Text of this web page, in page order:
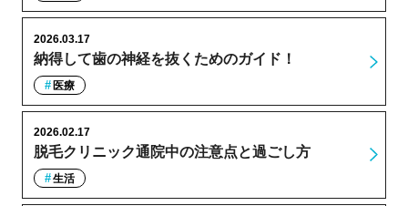
納得して歯の神経を抜くためのガイド！
2026.03.17
医療
脱毛クリニック通院中の注意点と過ごし方
2026.02.17
生活